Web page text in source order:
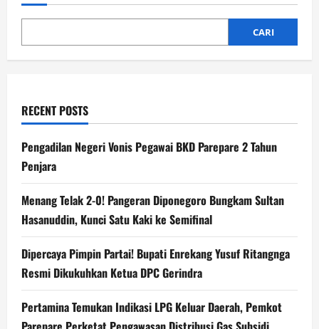
CARI
RECENT POSTS
Pengadilan Negeri Vonis Pegawai BKD Parepare 2 Tahun
Penjara
Menang Telak 2-0! Pangeran Diponegoro Bungkam Sultan
Hasanuddin, Kunci Satu Kaki ke Semifinal
Dipercaya Pimpin Partai! Bupati Enrekang Yusuf Ritangnga
Resmi Dikukuhkan Ketua DPC Gerindra
Pertamina Temukan Indikasi LPG Keluar Daerah, Pemkot